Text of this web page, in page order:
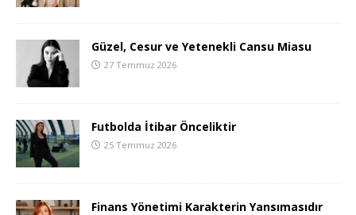
Güzel, Cesur ve Yetenekli Cansu Miasu
27 Temmuz 2026
Futbolda İtibar Önceliktir
25 Temmuz 2026
Finans Yönetimi Karakterin Yansımasıdır